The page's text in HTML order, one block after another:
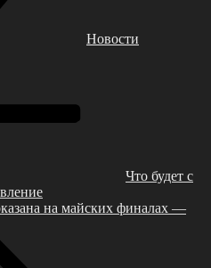
Новости
Что будет с
на майских финалах —